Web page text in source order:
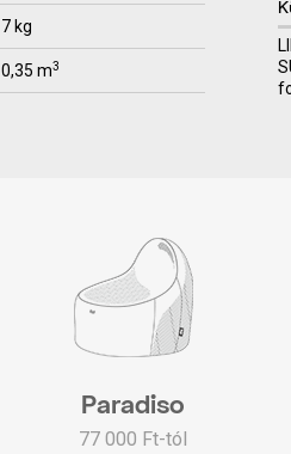
7 kg
0,35 m3
Paradiso
77 000 Ft-tól